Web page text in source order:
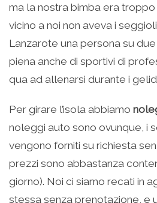
ma la nostra bimba era
vicino a noi non aveva i
Lanzarote una persona su due
piena anche di sportivi di
qua ad allenarsi durante i
Per girare l’isola abbiamo
noleggi auto sono ovunque, i
vengono forniti su richiesta
prezzi sono abbastanza
giorno). Noi ci siamo recati in
stessa senza prenotazione, e